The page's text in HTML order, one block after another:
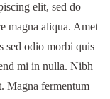
elit, sed do
magna aliqua. Amet
sed odio morbi quis
mi in nulla. Nibh
Magna fermentum